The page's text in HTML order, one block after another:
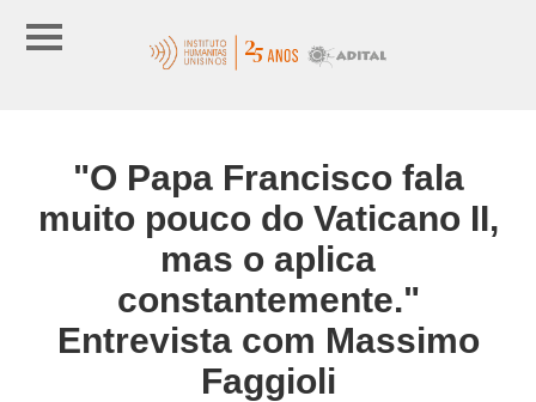
"O Papa Francisco fala
muito pouco do Vaticano II,
mas o aplica
constantemente."
Entrevista com Massimo
Faggioli